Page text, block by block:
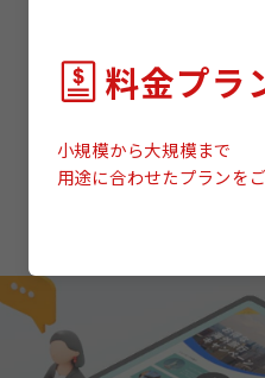
料金プラ
小規模から大規模まで
用途に合わせたプランを